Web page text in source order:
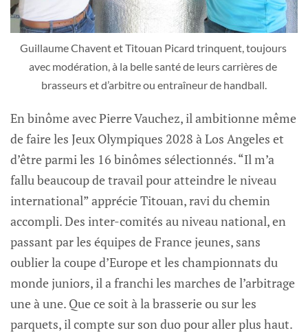
Guillaume Chavent et Titouan Picard trinquent, toujours
avec modération, à la belle santé de leurs carrières de
brasseurs et d’arbitre ou entraîneur de handball.
En binôme avec Pierre Vauchez, il ambitionne même
de faire les Jeux Olympiques 2028 à Los Angeles et
d’être parmi les 16 binômes sélectionnés. “Il m’a
fallu beaucoup de travail pour atteindre le niveau
international” apprécie Titouan, ravi du chemin
accompli. Des inter-comités au niveau national, en
passant par les équipes de France jeunes, sans
oublier la coupe d’Europe et les championnats du
monde juniors, il a franchi les marches de l’arbitrage
une à une. Que ce soit à la brasserie ou sur les
parquets, il compte sur son duo pour aller plus haut.